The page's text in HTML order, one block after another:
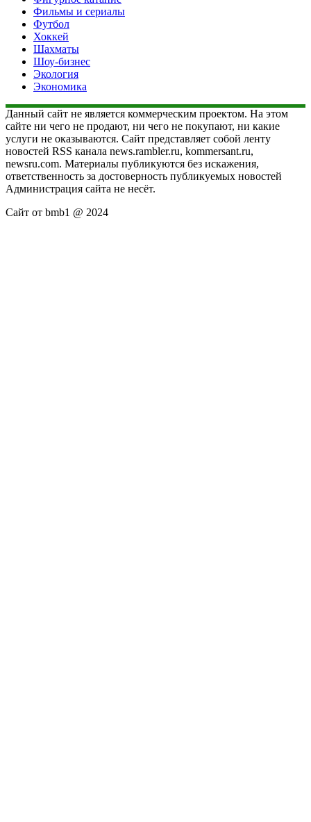
Фильмы и сериалы
Футбол
Хоккей
Шахматы
Шоу-бизнес
Экология
Экономика
Данный сайт не является коммерческим проектом. На этом
сайте ни чего не продают, ни чего не покупают, ни какие
услуги не оказываются. Сайт представляет собой ленту
новостей RSS канала news.rambler.ru, kommersant.ru,
newsru.com. Материалы публикуются без искажения,
ответственность за достоверность публикуемых новостей
Администрация сайта не несёт.
Сайт от bmb1 @ 2024